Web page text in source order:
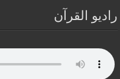
راديو القرآن